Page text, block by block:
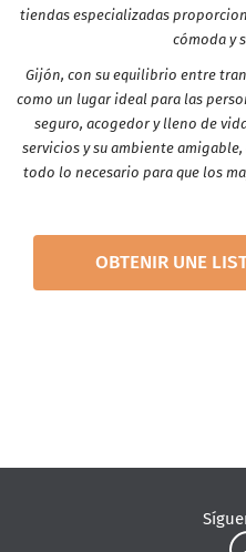
tiendas especializadas
cómoda y
Gijón, con su equilibrio entre
como un lugar ideal para las
seguro, acogedor y lleno de
servicios y su ambiente
todo lo necesario para que los
OBTENIR UNE